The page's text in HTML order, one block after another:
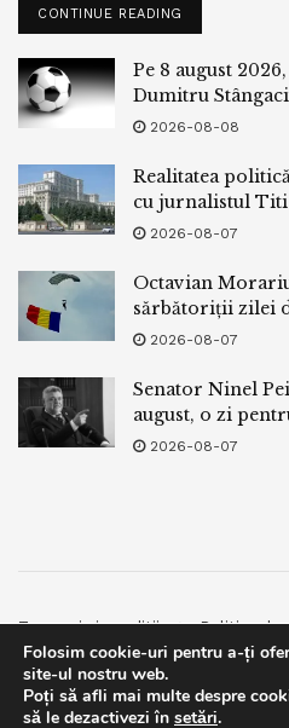
CONTINUE READING
Pe 8 august
Dumitru
2026-08-08
Realitatea
cu jurnalistul Titi
2026-08-07
Octavian
sărbătoriții zilei
2026-08-07
Senator Ninel
august, o zi
2026-08-07
Termeni si conditii
Politica de
Facebook
Contact
© 2019bpnews- Business &
Folosim cookie-uri pentru a-ți
site-ul nostru web.
Poți să afli mai multe despre
să le dezactivezi în setări.
This website uses GDPR